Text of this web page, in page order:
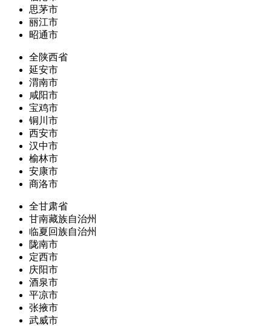
思茅市
丽江市
昭通市
全陕西省
延安市
渭南市
咸阳市
宝鸡市
铜川市
西安市
汉中市
榆林市
安康市
商洛市
全甘肃省
甘南藏族自治州
临夏回族自治州
陇南市
定西市
庆阳市
酒泉市
平凉市
张掖市
武威市